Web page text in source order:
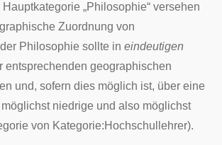
„Philosophie“ versehen
Zuordnung von
Philosophie sollte in eindeutigen
entsprechenden geographischen
und, sofern dies möglich ist, über eine
niedrige und also möglichst
von Kategorie:Hochschullehrer).